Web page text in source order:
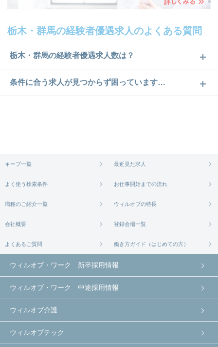
栃木・群馬の経験者優遇求人のよくある質問
栃木・群馬の経験者優遇求人数は？
栃木・群馬の経験者優遇求人数は235件です。どのよ
うな求人があるかぜひチェックしてみてください。
条件に合う求人が見つからず困っています…
無料相談の登録はコチラから
キープ一覧 最近見た求人
よく使う検索条件 お仕事開始までの流れ
職種のご紹介一覧 ウィルオブの特長
会社概要 登録会場一覧
よくあるご質問 働き方ガイド（はじめての方）
ウィルオブ・ワーク 新卒採用情報
ウィルオブ・ワーク 中途採用情報
ウィルオブ介護
ウィルオブテック